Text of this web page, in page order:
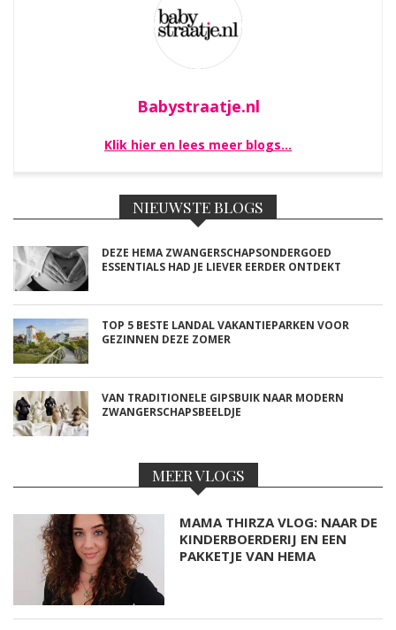
Babystraatje.nl
Klik hier en lees meer blogs…
NIEUWSTE BLOGS
DEZE HEMA ZWANGERSCHAPSONDERGOED
ESSENTIALS HAD JE LIEVER EERDER ONTDEKT
TOP 5 BESTE LANDAL VAKANTIEPARKEN VOOR
GEZINNEN DEZE ZOMER
VAN TRADITIONELE GIPSBUIK NAAR MODERN
ZWANGERSCHAPSBEELDJE
MEER VLOGS
MAMA THIRZA VLOG: NAAR DE
KINDERBOERDERIJ EN EEN
PAKKETJE VAN HEMA